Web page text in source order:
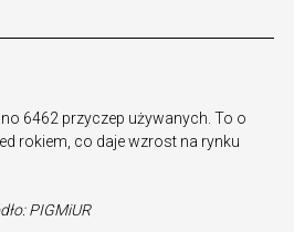
6462 przyczep używanych. To o
rokiem, co daje wzrost na rynku
PIGMiUR